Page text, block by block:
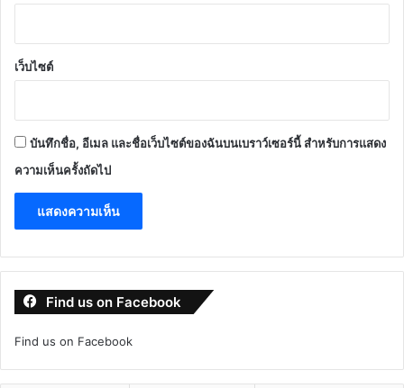
เว็บไซต์
บันทึกชื่อ, อีเมล และชื่อเว็บไซต์ของฉันบนเบราว์เซอร์นี้ สำหรับการแสดง
ความเห็นครั้งถัดไป
Find us on Facebook
Find us on Facebook